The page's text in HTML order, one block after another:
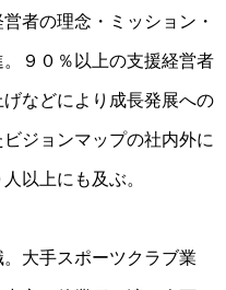
者の理念・ミッション・
９０％以上の支援経営者
などにより成長発展への
ジョンマップの社内外に
以上にも及ぶ。
大手スポーツクラブ業